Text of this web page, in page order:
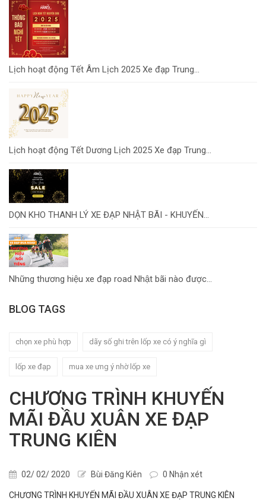
Lịch hoạt động Tết Âm Lịch 2025 Xe đạp Trung...
Lịch hoạt động Tết Dương Lịch 2025 Xe đạp Trung...
DỌN KHO THANH LÝ XE ĐẠP NHẬT BÃI - KHUYẾN...
Những thương hiệu xe đạp road Nhật bãi nào được...
BLOG TAGS
chọn xe phù hợp dãy số ghi trên lốp xe có ý nghĩa gì
lốp xe đạp mua xe ưng ý nhờ lốp xe
CHƯƠNG TRÌNH KHUYẾN
MÃI ĐẦU XUÂN XE ĐẠP
TRUNG KIÊN
02/ 02/ 2020 Bùi Đăng Kiên 0 Nhận xét
CHƯƠNG TRÌNH KHUYẾN MÃI ĐẦU XUÂN XE ĐẠP TRUNG KIÊN